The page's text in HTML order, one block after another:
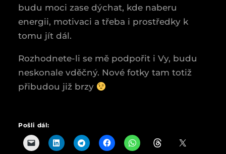
budu moci zase dýchat, kde naberu
energii, motivaci a třeba i prostředky k
tomu jít dál.
Rozhodnete-li se mě podpořit i Vy, budu
neskonale vděčný. Nové fotky tam totiž
přibudou již brzy
Pošli dál: